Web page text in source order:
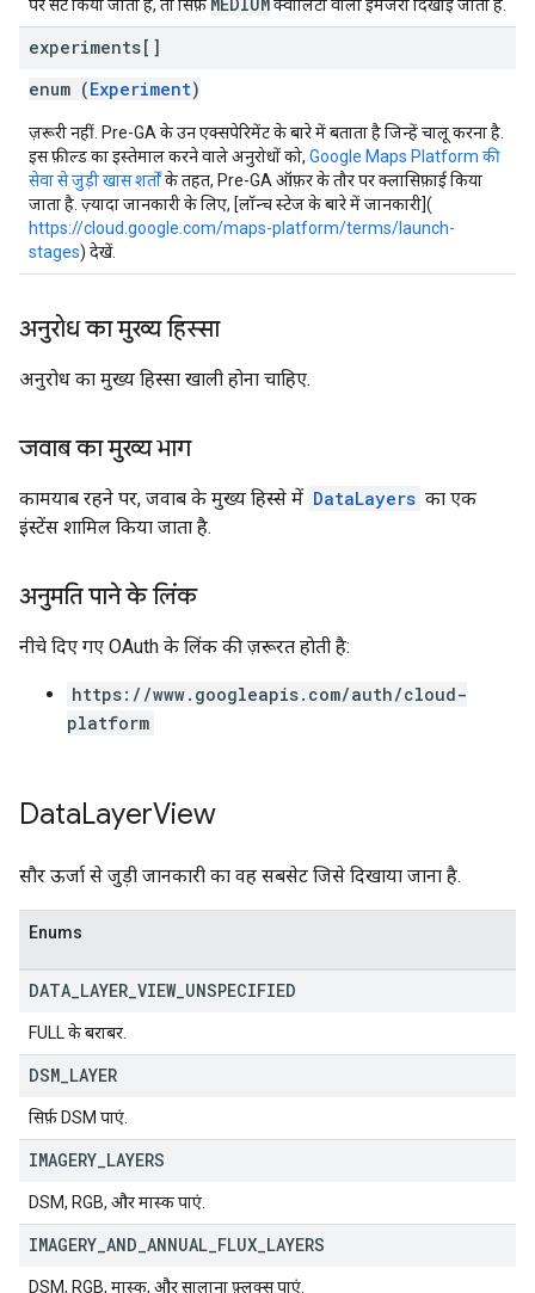
पर सेट किया जाता है, तो सिर्फ़ क्वालिटी वाली इमेजरी दिखाई जाती है.
experiments[]
enum (Experiment)
ज़रूरी नहीं. Pre-GA के उन एक्सपेरिमेंट के बारे में बताता है जिन्हें चालू करना है.
इस फ़ील्ड का इस्तेमाल करने वाले अनुरोधों को, Google Maps Platform की
सेवा से जुड़ी खास शर्तोंके तहत, Pre-GA ऑफ़र के तौर पर क्लासिफ़ाई किया
जाता है. ज़्यादा जानकारी के लिए, [लॉन्च स्टेज के बारे में जानकारी](
https://cloud.google.com/maps-platform/terms/launch-
stages) देखें.
अनुरोध का मुख्य हिस्सा
अनुरोध का मुख्य हिस्सा खाली होना चाहिए.
जवाब का मुख्य भाग
कामयाब रहने पर, जवाब के मुख्य हिस्से में DataLayers का एक
इंस्टेंस शामिल किया जाता है.
अनुमति पाने के लिंक
नीचे दिए गए OAuth के लिंक की ज़रूरत हाेती है:
https://www.googleapis.com/auth/cloud-
platform
DataLayerView
सौर ऊर्जा से जुड़ी जानकारी का वह सबसेट जिसे दिखाया जाना है.
Enums
DATA LAYER VIEW_ UNSPECIFIED
FULL के बराबर.
DSM LAYER
सिर्फ़ DSM पाएं.
IMAGERY LAYERS
DSM, RGB, और मास्क पाएं.
IMAGERY AND ANNUAL FLUX LAYERS
DSM, RGB, मास्क, और सालाना फ़्लक्स पाएं.